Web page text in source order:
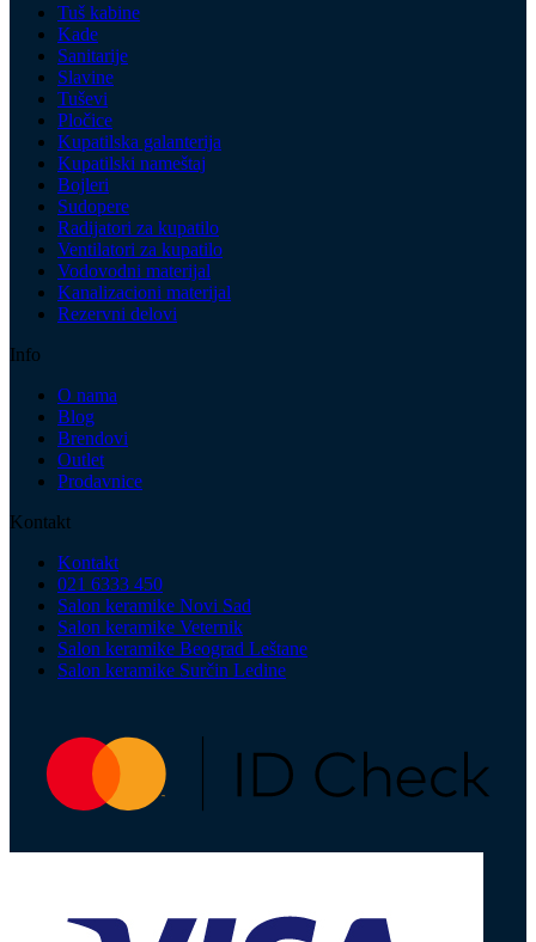
Tuš kabine
Kade
Sanitarije
Slavine
Tuševi
Pločice
Kupatilska galanterija
Kupatilski nameštaj
Bojleri
Sudopere
Radijatori za kupatilo
Ventilatori za kupatilo
Vodovodni materijal
Kanalizacioni materijal
Rezervni delovi
Info
O nama
Blog
Brendovi
Outlet
Prodavnice
Kontakt
Kontakt
021 6333 450
Salon keramike Novi Sad
Salon keramike Veternik
Salon keramike Beograd Leštane
Salon keramike Surčin Ledine